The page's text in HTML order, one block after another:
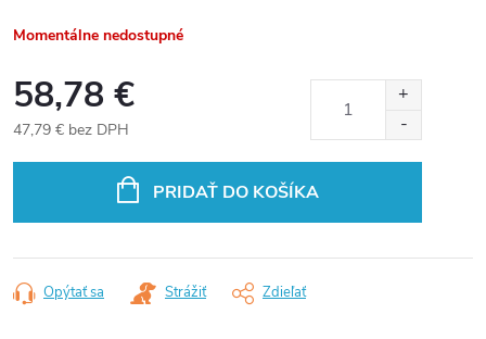
Momentálne nedostupné
58,78 €
47,79 € bez DPH
PRIDAŤ DO KOŠÍKA
Opýtať sa Strážiť Zdieľať